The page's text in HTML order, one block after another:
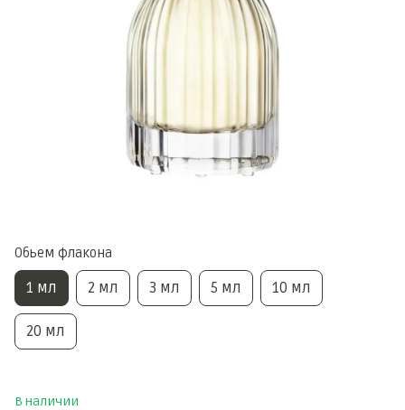
Обьем флакона
1 мл 2 мл 3 мл 5 мл 10 мл
20 мл
В наличии